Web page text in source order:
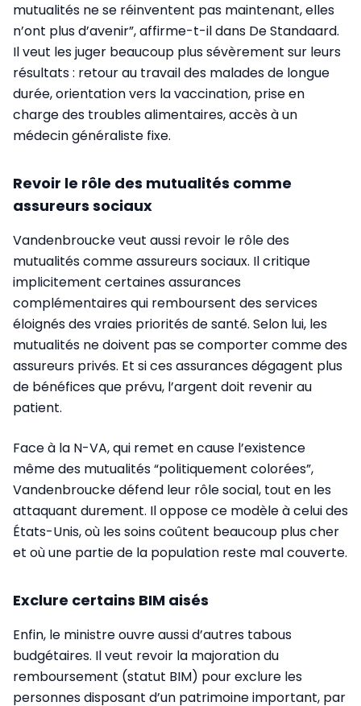
mutualités ne se réinventent pas maintenant, elles
n’ont plus d’avenir”, affirme-t-il dans De Standaard.
Il veut les juger beaucoup plus sévèrement sur leurs
résultats : retour au travail des malades de longue
durée, orientation vers la vaccination, prise en
charge des troubles alimentaires, accès à un
médecin généraliste fixe.
Revoir le rôle des mutualités comme
assureurs sociaux
Vandenbroucke veut aussi revoir le rôle des
mutualités comme assureurs sociaux. Il critique
implicitement certaines assurances
complémentaires qui remboursent des services
éloignés des vraies priorités de santé. Selon lui, les
mutualités ne doivent pas se comporter comme des
assureurs privés. Et si ces assurances dégagent plus
de bénéfices que prévu, l’argent doit revenir au
patient.
Face à la N-VA, qui remet en cause l’existence
même des mutualités “politiquement colorées”,
Vandenbroucke défend leur rôle social, tout en les
attaquant durement. Il oppose ce modèle à celui des
États-Unis, où les soins coûtent beaucoup plus cher
et où une partie de la population reste mal couverte.
Exclure certains BIM aisés
Enfin, le ministre ouvre aussi d’autres tabous
budgétaires. Il veut revoir la majoration du
remboursement (statut BIM) pour exclure les
personnes disposant d’un patrimoine important, par